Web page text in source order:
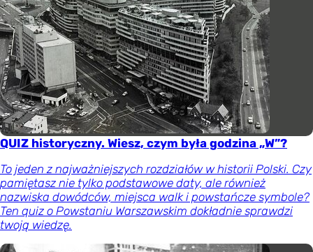
QUIZ historyczny. Wiesz, czym była godzina „W”?
To jeden z najważniejszych rozdziałów w historii Polski. Czy
pamiętasz nie tylko podstawowe daty, ale również
nazwiska dowódców, miejsca walk i powstańcze symbole?
Ten quiz o Powstaniu Warszawskim dokładnie sprawdzi
twoją wiedzę.